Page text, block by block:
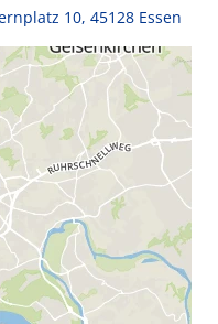
10, 45128 Essen